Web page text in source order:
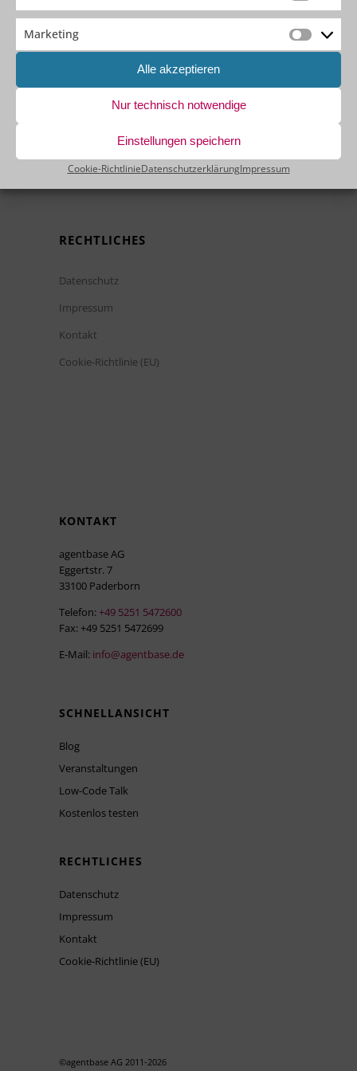
Marketing
Alle akzeptieren
Nur technisch notwendige
Einstellungen speichern
Cookie-RichtlinieDatenschutzerklärungImpressum
Wir bieten unsere OutSystems Trainings & Boot
Sprechen Sie uns hierzu gerne direkt an!
RECHTLICHES
Datenschutz
Impressum
Kontakt
Cookie-Richtlinie (EU)
KONTAKT
agentbase AG
Eggertstr. 7
33100 Paderborn
Telefon: +49 5251 5472600
Fax: +49 5251 5472699
E-Mail: info@agentbase.de
SCHNELLANSICHT
Blog
Veranstaltungen
Low-Code Talk
Kostenlos testen
RECHTLICHES
Datenschutz
Impressum
Kontakt
Cookie-Richtlinie (EU)
©agentbase AG 2011-2026